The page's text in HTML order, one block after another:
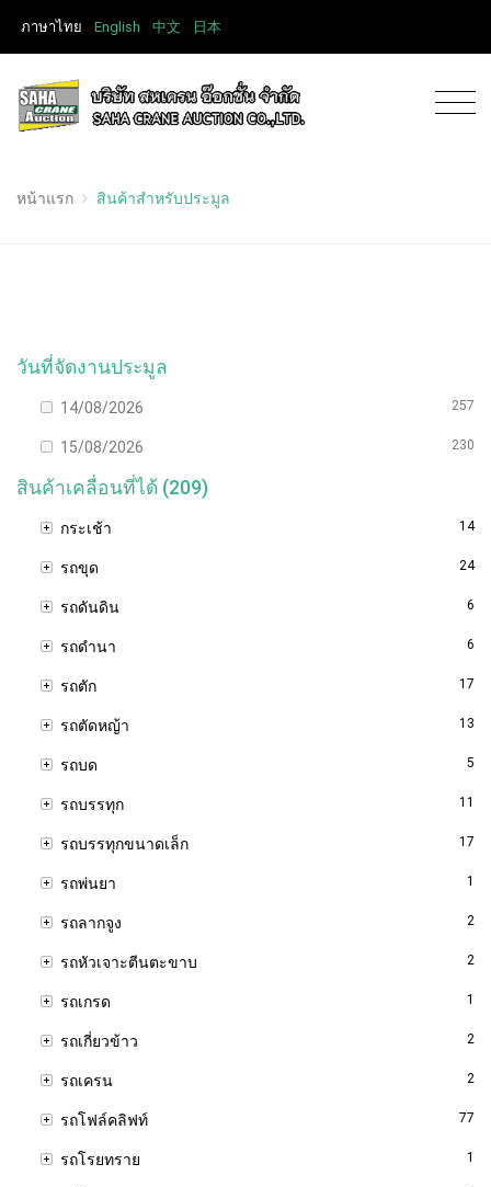
ภาษาไทย English 中文 日本
หน้าแรก สินค้าสำหรับประมูล
วันที่จัดงานประมูล
14/08/2026 257
15/08/2026 230
สินค้าเคลื่อนที่ได้ (209)
กระเช้า 14
รถขุด 24
รถดันดิน 6
รถดำนา 6
รถตัก 17
รถตัดหญ้า 13
รถบด 5
รถบรรทุก 11
รถบรรทุกขนาดเล็ก 17
รถพ่นยา 1
รถลากจูง 2
รถหัวเจาะตีนตะขาบ 2
รถเกรด 1
รถเกี่ยวข้าว 2
รถเครน 2
รถโฟล์คลิฟท์ 77
รถโรยทราย 1